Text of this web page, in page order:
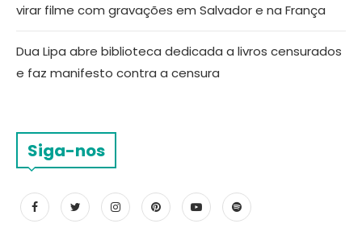
virar filme com gravações em Salvador e na França
Dua Lipa abre biblioteca dedicada a livros censurados
e faz manifesto contra a censura
Siga-nos